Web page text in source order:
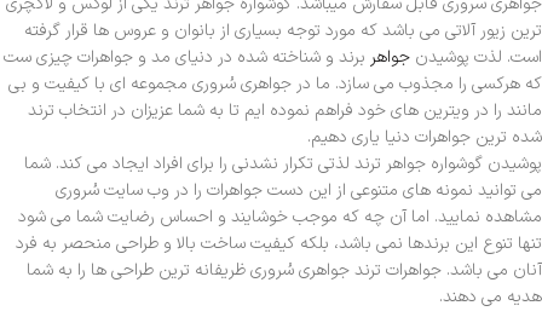
ترین زیور آلاتی می باشد که مورد توجه بسیاری از بانوان و عروس ها قرار گرفته
است. لذت پوشیدن جواهر برند و شناخته شده در دنیای مد و جواهرات چیزی ست
که هرکسی را مجذوب می سازد. ما در جواهری سُروری مجموعه ای با کیفیت و بی
مانند را در ویترین های خود فراهم نموده ایم تا به شما عزیزان در انتخاب ترند
شده ترین جواهرات دنیا یاری دهیم.
پوشیدن گوشواره جواهر ترند لذتی تکرار نشدنی را برای افراد ایجاد می کند. شما
می توانید نمونه های متنوعی از این دست جواهرات را در وب سایت سُروری
مشاهده نمایید. اما آن چه که موجب خوشایند و احساس رضایت شما می شود
تنها تنوع این برندها نمی باشد، بلکه کیفیت ساخت بالا و طراحی منحصر به فرد
آنان می باشد. جواهرات ترند جواهری سُروری ظریفانه ترین طراحی ها را به شما
هدیه می دهند.